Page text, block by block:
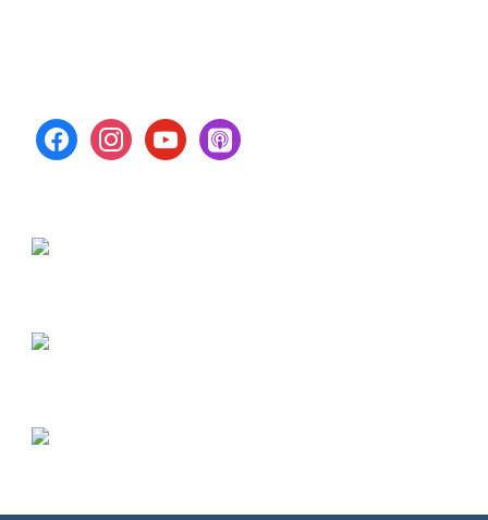
facebookinstagramyoutubeapple-
podcasts